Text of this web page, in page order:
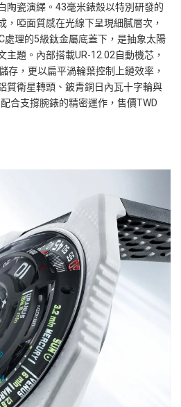
陶瓷演繹。43毫米錶殼以特別研發的
，啞面質感在光線下呈現細膩層次，
處理的5級鈦金屬底蓋下，是抽象太陽
主題。內部搭載UR-12.02自動機芯，
存，更以扁平渦輪葉控制上鏈效率，
質衛星轉頭、鈹青銅日內瓦十字輪與
合支撐腕錶的精密運作，售價TWD